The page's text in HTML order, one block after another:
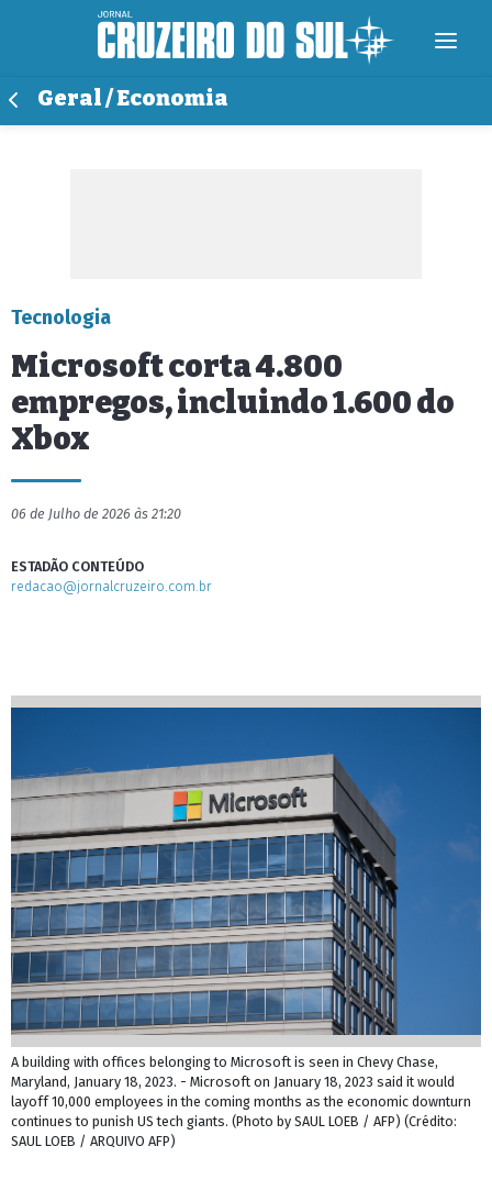
Geral / Economia
Tecnologia
Microsoft corta 4.800
empregos, incluindo 1.600 do
Xbox
06 de Julho de 2026 às 21:20
ESTADÃO CONTEÚDO
redacao@jornalcruzeiro.com.br
A building with offices belonging to Microsoft is seen in Chevy Chase,
Maryland, January 18, 2023. - Microsoft on January 18, 2023 said it would
layoff 10,000 employees in the coming months as the economic downturn
continues to punish US tech giants. (Photo by SAUL LOEB / AFP) (Crédito:
SAUL LOEB / ARQUIVO AFP)